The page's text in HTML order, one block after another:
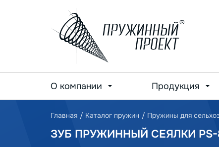
О компании Продукция
Главная / Каталог пружин / Пружины для
ЗУБ ПРУЖИННЫЙ СЕЯЛКИ PS-